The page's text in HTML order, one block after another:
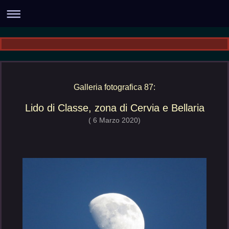
Galleria fotografica 87:
Lido di Classe, zona di Cervia e Bellaria
( 6 Marzo 2020)